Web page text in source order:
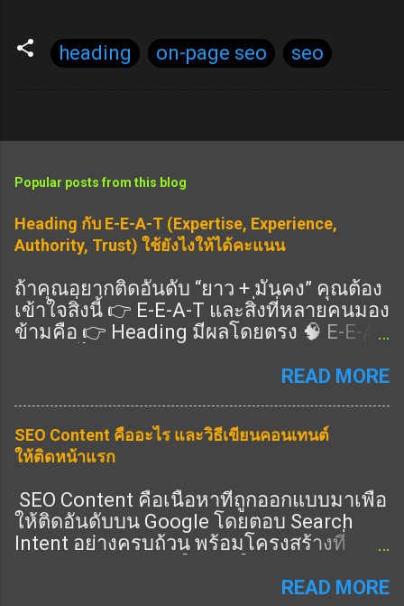
heading on-page seo seo
Popular posts from this blog
Heading กับ E-E-A-T (Expertise, Experience,
Authority, Trust) ใช้ยังไงให้ได้คะแนน
ถ้าคุณอยากติดอันดับ “ยาว + มั่นคง” คุณต้อง
เข้าใจสิ่งนี้ 👉 E-E-A-T และสิ่งที่หลายคนมอง
ข้ามคือ 👉 Heading มีผลโดยตรง 🧠 E-E-A-
ว่าเนื้อหาคุณ: Expertise (ความเชี่ยวชาญ)
ครบ = อันดับดีขึ้น 🎯 Heading ช่วย E-E-A-T
ยังไง ✔️ 1. แสดง Expertise 👉 ใช้ Heading
ครอบคลุมลึก ✔️ 2. แสดง Experience 👉 มี
หัวข้อ “ประสบการณ์จริง” ✔️ 3. แสดง
Authority 👉 มีหัวข้อครบทุกมุม ✔️ 4. แสดง
Trust 👉 มี FAQ / ข้อมูลชัด 🔧 วิธีเขียน
1. เพิ่ม Heading “ประสบการณ์” 👉 เช่น: จาก
READ MORE
SEO Content คืออะไร และวิธีเขียนคอนเทนต์
ให้ติดหน้าแรก
SEO Content คือเนื้อหาที่ถูกออกแบบมาเพื่อ
ให้ติดอันดับบน Google โดยตอบ Search
Intent อย่างครบถ้วน พร้อมโครงสร้างที่
SEO ไม่ใช่แค่ใส่คีย์เวิร์ด แต่คือการสร้าง
READ MORE